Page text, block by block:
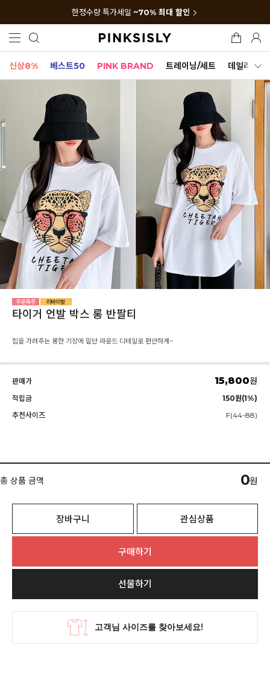
한정수량 특가세일 ~70% 최대 할인
신상8% 베스트50 PINK BRAND 트레이닝/세트 데일리세트
타이거 언발 박스 롱 반팔티
힙을 가려주는 롱한 기장에 밑단 라운드 디테일로 편안하게~
판매가 15,800원
적립금
150원(1%)
추천사이즈
F(44-88)
총 상품 금액 0원
장바구니 관심상품
구매하기
선물하기